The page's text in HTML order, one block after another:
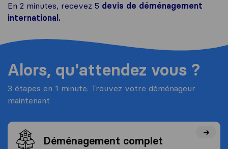
En 2 minutes, recevez 5 devis de déménagement
international.
Alors, qu'attendez vous ?
3 étapes en 1 minute. Trouvez votre déménageur
maintenant
Déménagement complet